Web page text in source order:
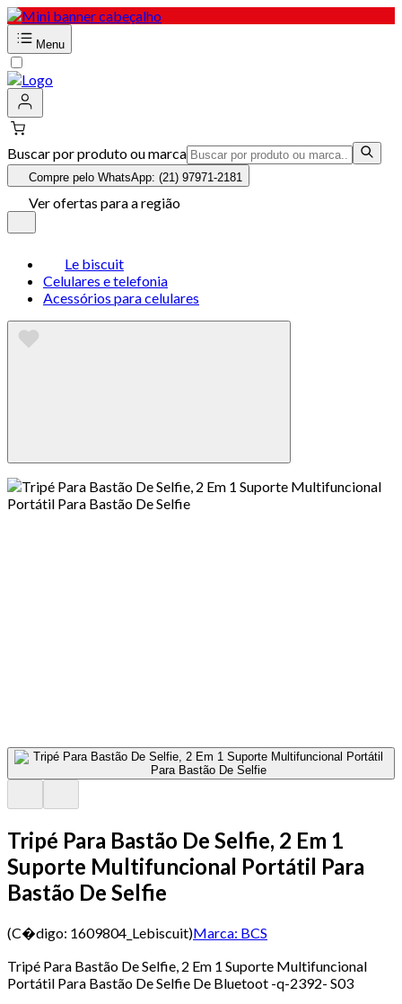
Menu
Buscar por produto ou marca
Compre pelo WhatsApp: (21) 97971-2181
Ver ofertas para a região
Le biscuit
Celulares e telefonia
Acessórios para celulares
Tripé Para Bastão De Selfie, 2 Em 1
Suporte Multifuncional Portátil Para
Bastão De Selfie
(C�digo: 1609804_Lebiscuit)Marca: BCS
Tripé Para Bastão De Selfie, 2 Em 1 Suporte Multifuncional
Portátil Para Bastão De Selfie De Bluetoot -q-2392- S03